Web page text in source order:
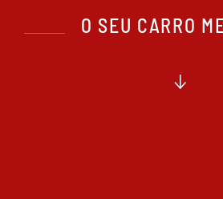
O SEU CARRO